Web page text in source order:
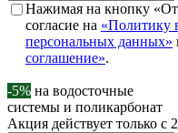
Нажимая на кнопку
согласие на «Политику
персональных данных»
соглашение».
-5% на водосточные
системы и поликарбонат
Акция действует только с